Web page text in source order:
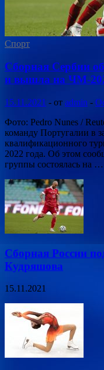
Спорт
Сборная Сербии
и вышла на ЧМ-
15.11.2021 - от admin -
Фото: Pedro Nunes /
команду Португалии в
квалификационного
2022 года. Об этом
группы состоялась на …
Сборная России
Кудряшова
15.11.2021